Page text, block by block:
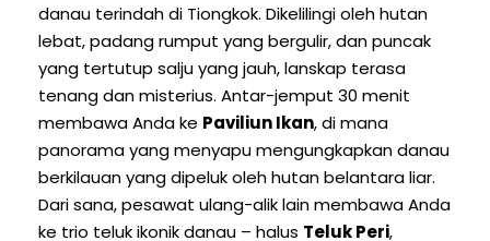
danau terindah di Tiongkok. Dikelilingi oleh hutan
lebat, padang rumput yang bergulir, dan puncak
yang tertutup salju yang jauh, lanskap terasa
tenang dan misterius. Antar-jemput 30 menit
membawa Anda ke Paviliun Ikan, di mana
panorama yang menyapu mengungkapkan danau
berkilauan yang dipeluk oleh hutan belantara liar.
Dari sana, pesawat ulang-alik lain membawa Anda
ke trio teluk ikonik danau – halus Teluk Peri,